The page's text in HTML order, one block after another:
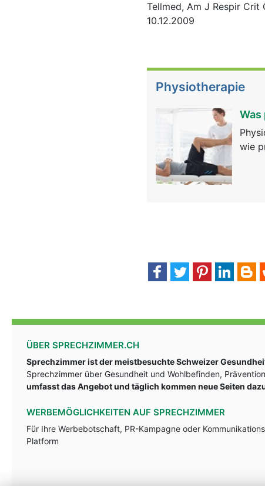
Tellmed, Am J Respir Crit
10.12.2009
Physiotherapie
wie
ÜBER SPRECHZIMMER.CH
Sprechzimmer ist der meistbesuchte Schweizer
Sprechzimmer über Gesundheit und Wohlbefinden,
umfasst das Angebot und täglich kommen neue Seiten
WERBEMÖGLICHKEITEN AUF SPRECHZIMMER
Für Ihre Werbebotschaft, PR-Kampagne oder
Platform